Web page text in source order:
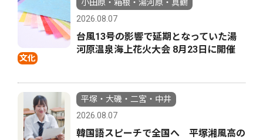
文化
小田原・箱根・湯河原・真鶴
2026.08.07
台風13号の影響で延期となっていた湯
河原温泉海上花火大会 8月23日に開催
平塚・大磯・二宮・中井
2026.08.07
韓国語スピーチで全国へ 平塚湘風高の